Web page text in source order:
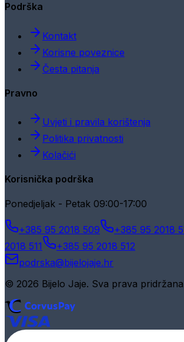
Podrška
Kontakt
Korisne poveznice
Česta pitanja
Pravno
Uvjeti i pravila korištenja
Politika privatnosti
Kolačići
Korisnička podrška
Ponedjeljak - Petak 09:00-17:00
+385 95 2018 509 +385 95 2018
2018 511
+385 95 2018 512
podrska@bijelojaje.hr
© 2026 Bijelo Jaje. Sva prava